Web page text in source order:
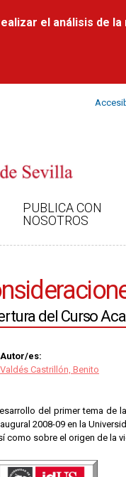
el análisis de
PUBLICA CON
NOSOTROS
del Curso
Autor/es:
Valdés Castrillón, Benito
del primer tema de
2008-09 en la
como sobre el origen de la